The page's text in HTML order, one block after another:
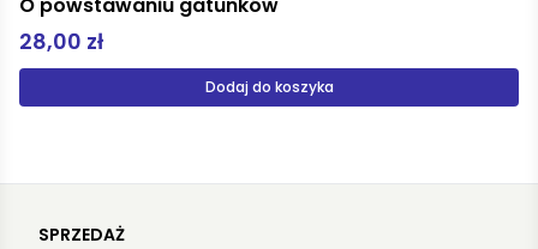
O powstawaniu gatunków
28,00 zł
Dodaj do koszyka
SPRZEDAŻ